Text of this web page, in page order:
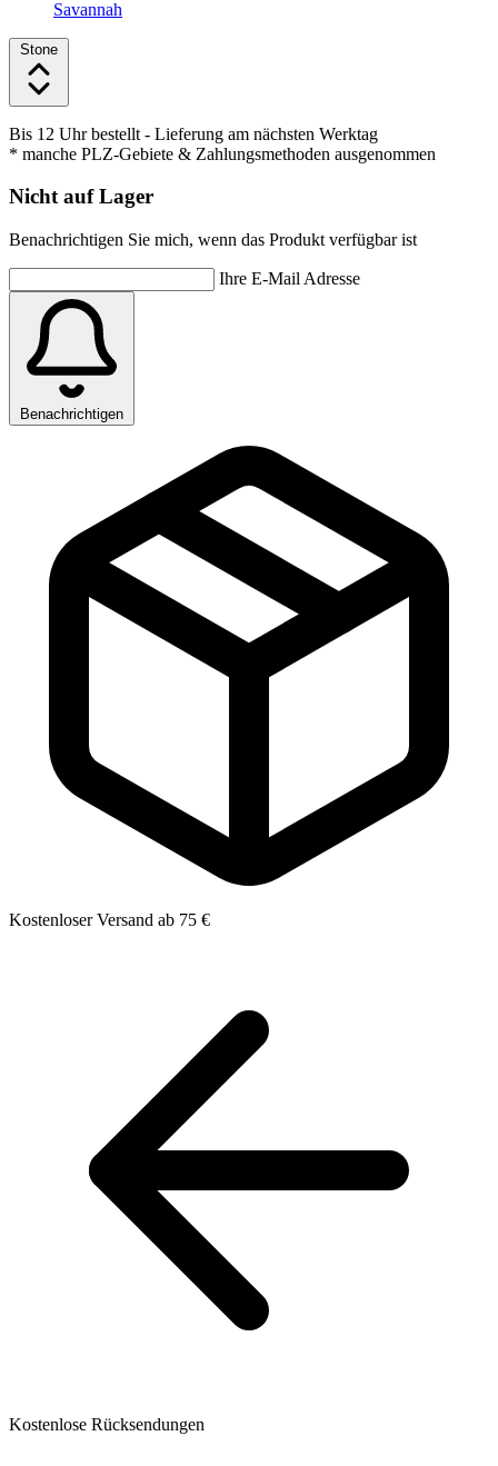
Savannah
Stone
Bis 12 Uhr bestellt - Lieferung am nächsten Werktag
* manche PLZ-Gebiete & Zahlungsmethoden ausgenommen
Nicht auf Lager
Benachrichtigen Sie mich, wenn das Produkt verfügbar ist
Ihre E-Mail Adresse
Benachrichtigen
Kostenloser Versand ab 75 €
Kostenlose Rücksendungen